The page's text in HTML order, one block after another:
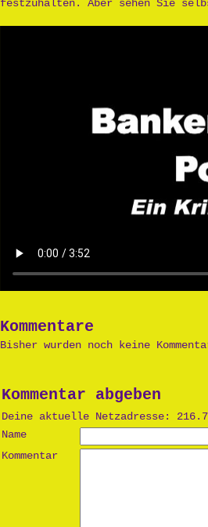
festzuhalten. Aber sehen Sie
Kommentare
Bisher wurden noch keine
Kommentar abgeben
Deine aktuelle Netzadresse:
Name
Kommentar